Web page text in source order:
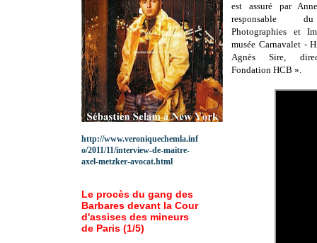
est assuré par
responsable
Photographies et
musée Carnavalet -
Agnès Sire,
Fondation HCB ».
http://www.veroniquechemla.inf
o/2011/11/interview-de-maitre-
axel-metzker-avocat.html
Le procès du gang des
Barbares devant la Cour
d'assises des mineurs
de Paris (1/5)